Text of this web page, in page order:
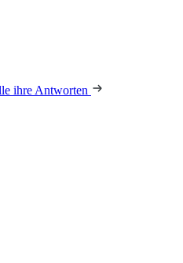
ihre Antworten